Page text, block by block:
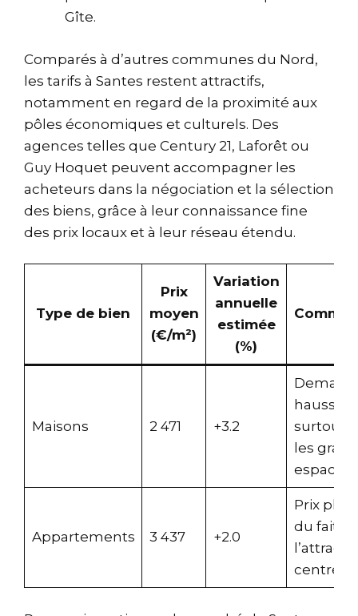
Gîte.
Comparés à d’autres communes du Nord,
les tarifs à Santes restent attractifs,
notamment en regard de la proximité aux
pôles économiques et culturels. Des
agences telles que Century 21, Laforêt ou
Guy Hoquet peuvent accompagner les
acheteurs dans la négociation et la sélection
des biens, grâce à leur connaissance fine
des prix locaux et à leur réseau étendu.
Type de bien
Prix
moyen
(€/m²)
Variation
annuelle
estimée
(%)
Maisons 2 471 +3.2
hausse,
surtout
les
espaces
Appartements 3 437 +2.0
Prix plus
du fait
centre-